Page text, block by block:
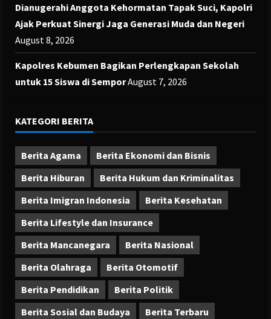
Dianugerahi Anggota Kehormatan Tapak Suci, Kapolri
Ajak Perkuat Sinergi Jaga Generasi Muda dan Negeri
August 8, 2026
Kapolres Kebumen Bagikan Perlengkapan Sekolah
untuk 15 Siswa di SemporAugust 7, 2026
KATEGORI BERITA
Berita Agama
Berita Ekonomi dan Bisnis
Berita Hiburan
Berita Hukum dan Kriminalitas
Berita Imigran Indonesia
Berita Kesehatan
Berita Lifestyle dan Insurance
Berita Mancanegara
Berita Nasional
Berita Olahraga
Berita Otomotif
Berita Pendidikan
Berita Politik
Berita Sosial dan Budaya
Berita Terbaru